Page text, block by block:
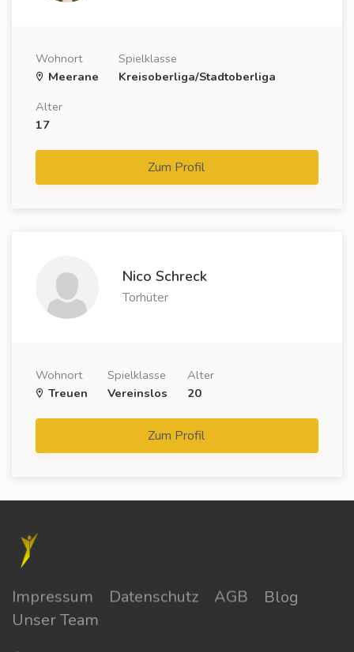
Wohnort
Meerane
Spielklasse
Kreisoberliga/Stadtoberliga
Alter
17
Zum Profil
Nico Schreck
Torhüter
Wohnort
Treuen
Spielklasse
Vereinslos
Alter
20
Zum Profil
Impressum Datenschutz AGB
Blog
Unser Team